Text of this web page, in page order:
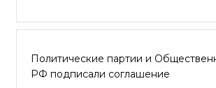
Политические партии и
РФ подписали соглашение